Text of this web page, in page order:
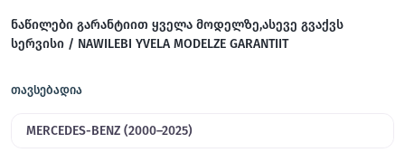
ნაწილები გარანტიით ყველა მოდელზე,ასევე გვაქვს
სერვისი / NAWILEBI YVELA MODELZE GARANTIIT
თავსებადია
MERCEDES-BENZ (2000–2025)